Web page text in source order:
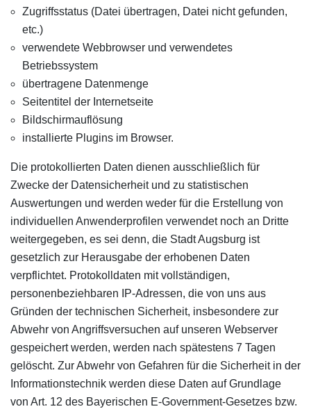
Zugriffsstatus (Datei übertragen, Datei nicht gefunden,
etc.)
verwendete Webbrowser und verwendetes
Betriebssystem
übertragene Datenmenge
Seitentitel der Internetseite
Bildschirmauflösung
installierte Plugins im Browser.
Die protokollierten Daten dienen ausschließlich für
Zwecke der Datensicherheit und zu statistischen
Auswertungen und werden weder für die Erstellung von
individuellen Anwenderprofilen verwendet noch an Dritte
weitergegeben, es sei denn, die Stadt Augsburg ist
gesetzlich zur Herausgabe der erhobenen Daten
verpflichtet. Protokolldaten mit vollständigen,
personenbeziehbaren IP-Adressen, die von uns aus
Gründen der technischen Sicherheit, insbesondere zur
Abwehr von Angriffsversuchen auf unseren Webserver
gespeichert werden, werden nach spätestens 7 Tagen
gelöscht. Zur Abwehr von Gefahren für die Sicherheit in der
Informationstechnik werden diese Daten auf Grundlage
von Art. 12 des Bayerischen E-Government-Gesetzes bzw.